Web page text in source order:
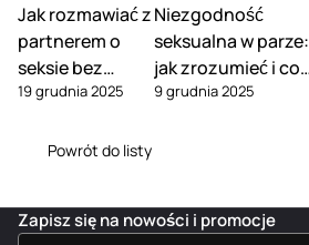
Jak rozmawiać z
partnerem o
seksie bez
wstydu
19 grudnia 2025
Niezgodność
seksualna w parze:
jak zrozumieć i co
zrobić
9 grudnia 2025
Powrót do listy
Zapisz się na nowości i promocje